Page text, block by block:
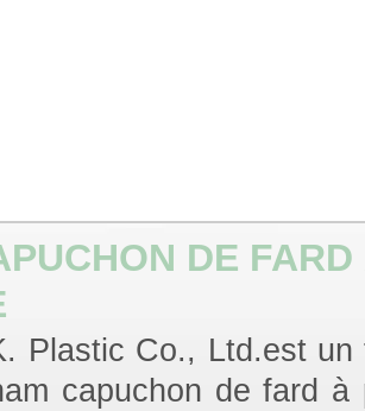
DE
Plastic Co., Ltd.est
capuchon de fard